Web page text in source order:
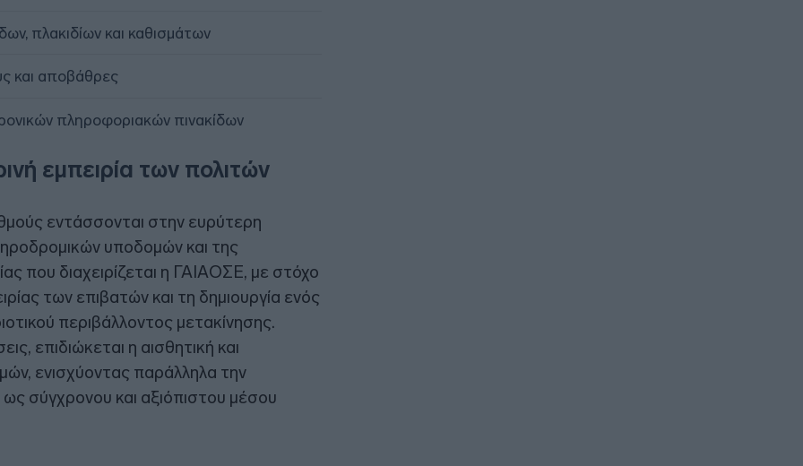
πλακιδίων και καθισμάτων
και αποβάθρες
πληροφοριακών πινακίδων
εμπειρία των πολιτών
εντάσσονται στην ευρύτερη
υποδομών και της
που διαχειρίζεται η ΓΑΙΑΟΣΕ, με στόχο
των επιβατών και τη δημιουργία ενός
περιβάλλοντος μετακίνησης.
επιδιώκεται η αισθητική και
ενισχύοντας παράλληλα την
σύγχρονου και αξιόπιστου μέσου